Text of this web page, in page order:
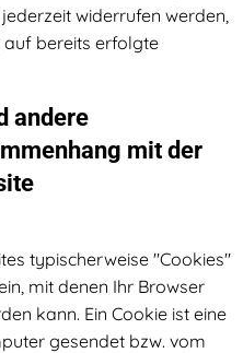
widerrufen werden,
auf bereits erfolgte
andere
mit der
typischerweise "Cookies"
mit denen Ihr Browser
kann. Ein Cookie ist eine
gesendet bzw. vom